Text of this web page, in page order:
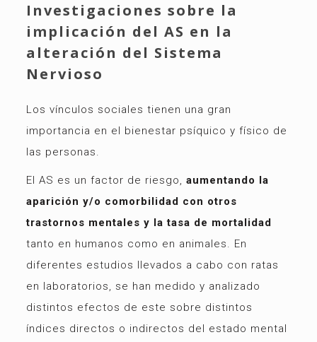
Investigaciones sobre la
implicación del AS en la
alteración del Sistema
Nervioso
Los vínculos sociales tienen una gran
importancia en el bienestar psíquico y físico de
las personas.
El AS es un factor de riesgo, aumentando la
aparición y/o comorbilidad con otros
trastornos mentales y la tasa de mortalidad
tanto en humanos como en animales. En
diferentes estudios llevados a cabo con ratas
en laboratorios, se han medido y analizado
distintos efectos de este sobre distintos
índices directos o indirectos del estado mental